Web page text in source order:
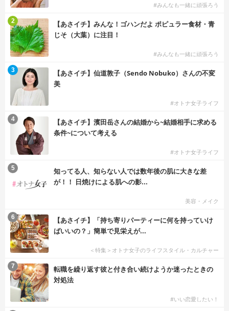
#みんなも一緒に頑張ろう
【あさイチ】みんな！ゴハンだよ ポピュラー食材・青
じそ（大葉）に注目！
#みんなも一緒に頑張ろう
2
【あさイチ】仙道敦子（Sendo Nobuko）さんの不変
美
#オトナ女子ライフ
3
【あさイチ】濱田岳さんの結婚から~結婚相手に求める
条件~について考える
#オトナ女子ライフ
4
知ってる人、知らない人では数年後の肌に大きな差
が！！ 日焼けによる肌への影...
美容・メイク
5
【あさイチ】「持ち寄りパーティーに何を持っていけ
ばいいの？」簡単で見栄えが...
＜特集＞オトナ女子のライフスタイル・カルチャー
6
転職を繰り返す彼と付き合い続けようか迷ったときの
対処法
#いい恋愛したい！
7